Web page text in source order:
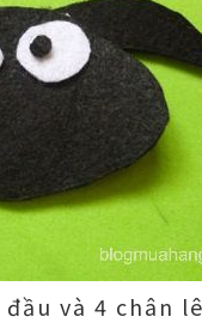
đầu và 4 chân